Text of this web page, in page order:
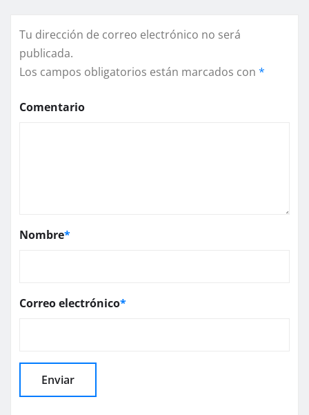
Tu dirección de correo electrónico no será
publicada.
Los campos obligatorios están marcados con *
Comentario
Nombre*
Correo electrónico*